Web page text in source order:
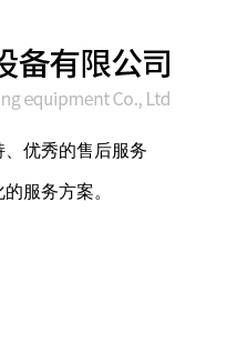
优秀的售后服务
服务方案。